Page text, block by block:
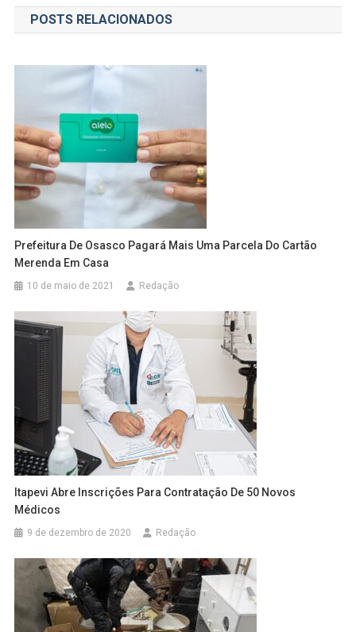
Post
POSTS RELACIONADOS
Prefeitura De Osasco Pagará Mais Uma Parcela Do Cartão
Merenda Em Casa
10 de maio de 2021 Redação
Itapevi Abre Inscrições Para Contratação De 50 Novos
Médicos
9 de dezembro de 2020 Redação